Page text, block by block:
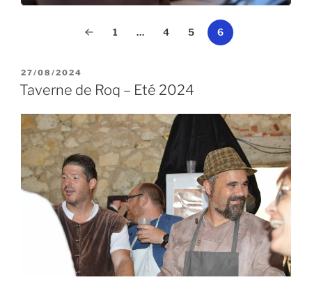
1 … 4 5 6
PUBLIÉ
LE
27/08/2024
Taverne de Roq – Eté 2024